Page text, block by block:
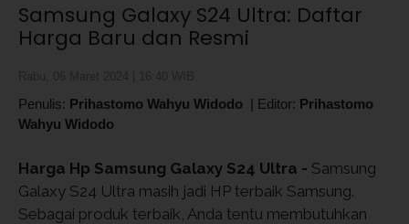
Samsung Galaxy S24 Ultra: Daftar
Harga Baru dan Resmi
Penulis: Prihastomo Wahyu Widodo | Editor: Prihastomo
Wahyu Widodo
Harga Hp Samsung Galaxy S24 Ultra - Samsung
Galaxy S24 Ultra masih jadi HP terbaik Samsung.
Sebagai produk terbaik, Anda tentu membutuhkan